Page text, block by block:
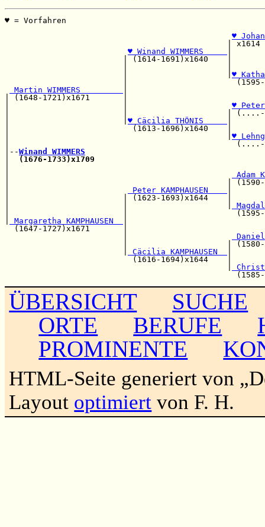
♥ =
♥
♥ Winand WIMMERS
| (1614-
♥
|
Martin WIMMERS
| (1648-1721)x1671       |
♥
|                        |
♥ Cäcilia THÖNIS
|                          (1613-
♥
|
|--Winand WIMMERS
(1676-1733)x1709
|
Peter KAMPHAUSEN
|                        | (1623-
|                        |
Margaretha KAMPHAUSEN
(1647-1727)x1671       |
|
Cäcilia KAMPHAUSEN
(1616-
ÜBERSICHT
SUCHE
ORTE
BERUFE
PROMINENTE
HTML-Seite generiert von
Layout optimiert von F. H.